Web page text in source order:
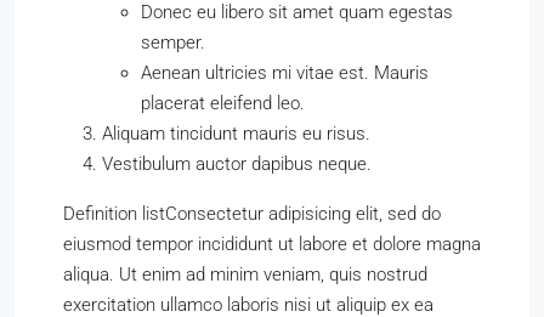
Donec eu libero sit amet quam egestas
semper.
Aenean ultricies mi vitae est. Mauris
placerat eleifend leo.
Aliquam tincidunt mauris eu risus.
Vestibulum auctor dapibus neque.
Definition listConsectetur adipisicing elit, sed do
eiusmod tempor incididunt ut labore et dolore magna
aliqua. Ut enim ad minim veniam, quis nostrud
exercitation ullamco laboris nisi ut aliquip ex ea